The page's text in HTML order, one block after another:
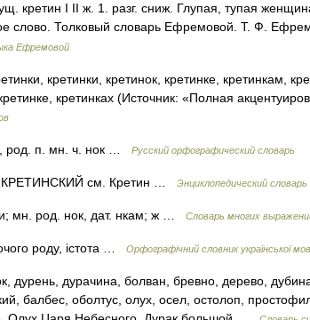
кретин I II ж. 1. разг. сниж. Глупая, тупая
слово. Толковый словарь Ефремовой. Т. Ф.
Ефремовой
кретинки, кретинок, кретинке, кретинкам,
кретинках (Источник: «Полная
род. п. мн. ч. нок … Русский орфографический словарь
см. Кретин … Энциклопедический словарь
мн. род. нок, дат. нкам; ж … Словарь многих
роду, істота … Орфографічний словник української
дурень, дурачина, болван, бревно, дерево,
балбес, оболтус, олух, осел, остолоп,